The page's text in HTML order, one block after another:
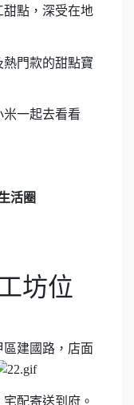
點，深受在地
門款的甜點寶
一起去看看
活圈
坊位
建國路，店面
配寄送到府。